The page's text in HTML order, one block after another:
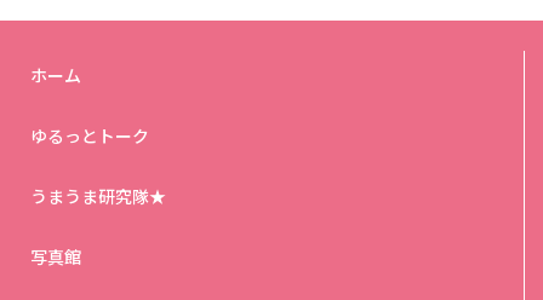
ホーム
ゆるっとトーク
うまうま研究隊★
写真館